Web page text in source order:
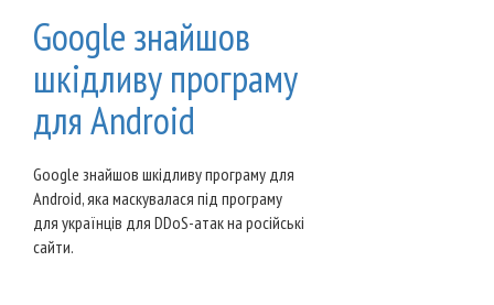
Google знайшов
шкідливу програму
для Android
Google знайшов шкідливу програму для
Android, яка маскувалася під програму
для українців для DDoS-атак на російські
сайти.